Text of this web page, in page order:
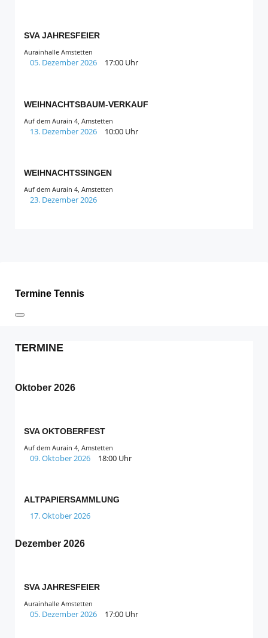
SVA JAHRESFEIER
Aurainhalle Amstetten
05. Dezember 2026 17:00 Uhr
WEIHNACHTSBAUM-VERKAUF
Auf dem Aurain 4, Amstetten
13. Dezember 2026 10:00 Uhr
WEIHNACHTSSINGEN
Auf dem Aurain 4, Amstetten
23. Dezember 2026
Termine Tennis
TERMINE
Oktober 2026
SVA OKTOBERFEST
Auf dem Aurain 4, Amstetten
09. Oktober 2026 18:00 Uhr
ALTPAPIERSAMMLUNG
17. Oktober 2026
Dezember 2026
SVA JAHRESFEIER
Aurainhalle Amstetten
05. Dezember 2026 17:00 Uhr